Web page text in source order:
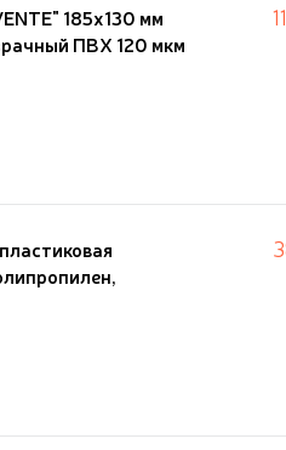
185x130 мм
ПВХ 120 мкм
в одну